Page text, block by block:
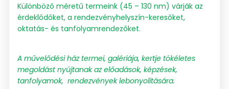
Különböző méretű termeink (45 – 130 nm) várják az
érdeklődőket, a rendezvényhelyszín-keresőket,
oktatás- és tanfolyamrendezőket.
A művelődési ház termei, galériája, kertje tökéletes
megoldást nyújtanakaz előadások, képzések,
tanfolyamok, rendezvények lebonyolítására.